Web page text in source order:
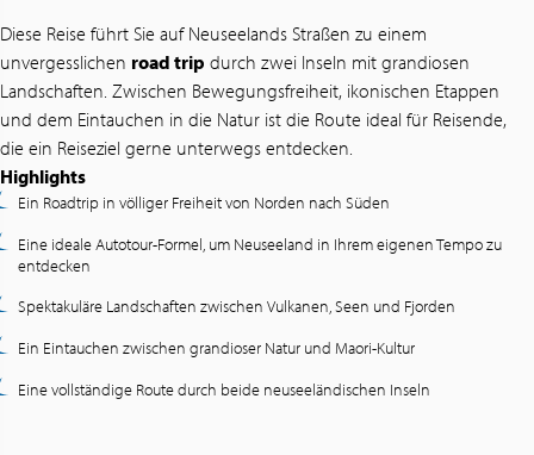
Diese Reise führt Sie auf Neuseelands Straßen zu einem
unvergesslichen road trip durch zwei Inseln mit grandiosen
Landschaften. Zwischen Bewegungsfreiheit, ikonischen Etappen
und dem Eintauchen in die Natur ist die Route ideal für Reisende,
die ein Reiseziel gerne unterwegs entdecken.
Highlights
Ein Roadtrip in völliger Freiheit von Norden nach Süden
Eine ideale Autotour-Formel, um Neuseeland in Ihrem eigenen Tempo zu
entdecken
Spektakuläre Landschaften zwischen Vulkanen, Seen und Fjorden
Ein Eintauchen zwischen grandioser Natur und Maori-Kultur
Eine vollständige Route durch beide neuseeländischen Inseln